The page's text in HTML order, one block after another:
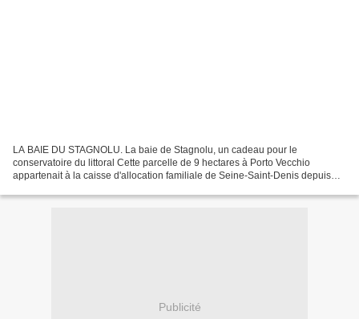
LA BAIE DU STAGNOLU. La baie de Stagnolu, un cadeau pour le
conservatoire du littoral Cette parcelle de 9 hectares à Porto Vecchio
appartenait à la caisse d'allocation familiale de Seine-Saint-Denis depuis
Publicité